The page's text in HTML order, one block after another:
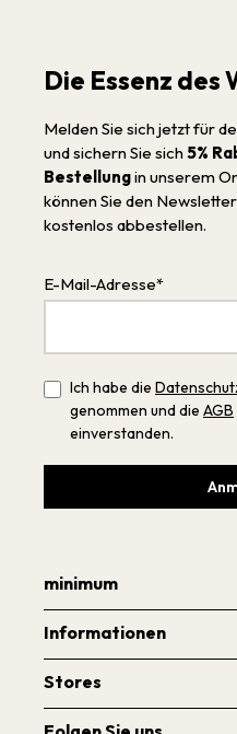
Die Essenz des
Melden Sie sich jetzt für
und sichern Sie sich 5%
Bestellungin unserem
können Sie den
kostenlos abbestellen.
E-Mail-Adresse*
Ich habe die
genommen und die AGB
einverstanden.
minimum
Informationen
Stores